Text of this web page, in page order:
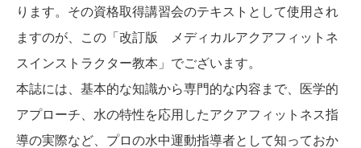
ります。その資格取得講習会のテキストとして使用され
ますのが、この「改訂版 メディカルアクアフィットネ
スインストラクター教本」でございます。
本誌には、基本的な知識から専門的な内容まで、医学的
アプローチ、水の特性を応用したアクアフィットネス指
導の実際など、プロの水中運動指導者として知っておか